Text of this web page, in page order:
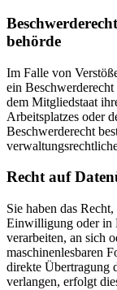
behörde
Im Falle von
ein
dem Mitgliedstaat
Arbeitsplatzes oder
Beschwerderecht
Recht auf
Sie haben das
Einwilligung oder in
verarbeiten, an sich
maschinenlesbaren
direkte Übertragung
verlangen, erfolgt